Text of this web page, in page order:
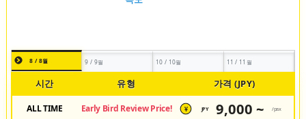
8 / 8월 9 / 9월 10 / 10월 11 / 11월
시간 유형 가격 (JPY)
ALL TIME Early Bird Review Price! ¥ JPY 9,000 ~ /pax